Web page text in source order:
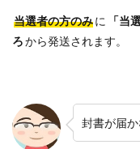
当選者の方のみに 「当
ろから発送されます。
封書が届か